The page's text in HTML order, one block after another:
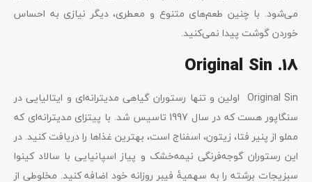
می‌شود. با چنین طعم‌های متنوع و معطری، دیگر نیازی به احساس
خوردن گوشت پیدا نمی‌کنید.
18. Original Sin
Original Sin اولین و تنها رستوران گیاهی مدیترانه‌ای و ایتالیایی در
سنگاپور هست که در سال 1997 تاسیس شد. با پیتزای مدیترانه‌ای که
مملو از پنیر فتا، زیتون، اسفناج است، بهترین غذاها را دریافت کنید. در
این رستوران گوجه‌فرنگی نیمه‌خشک و پیاز اسپانیایی با سالاد کینوا
سبزیجات برشته را به سهمیۀ فیبر روزانه خود اضافه کنید. مخلوطی از